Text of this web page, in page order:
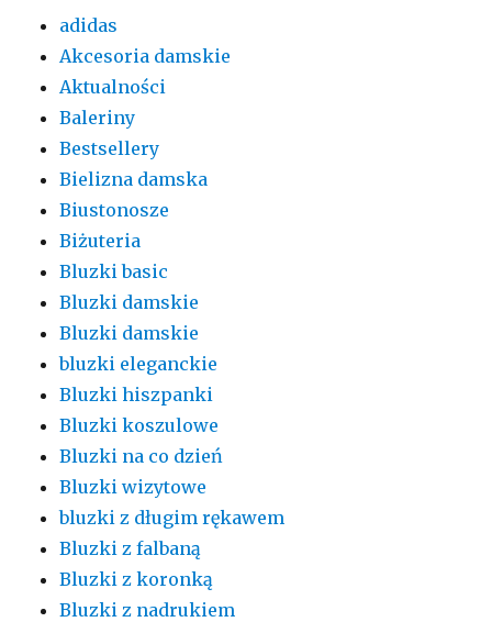
adidas
Akcesoria damskie
Aktualności
Baleriny
Bestsellery
Bielizna damska
Biustonosze
Biżuteria
Bluzki basic
Bluzki damskie
Bluzki damskie
bluzki eleganckie
Bluzki hiszpanki
Bluzki koszulowe
Bluzki na co dzień
Bluzki wizytowe
bluzki z długim rękawem
Bluzki z falbaną
Bluzki z koronką
Bluzki z nadrukiem